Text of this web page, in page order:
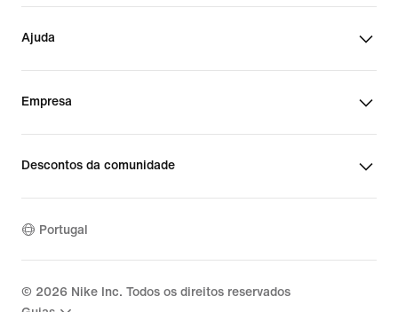
Ajuda
Empresa
Descontos da comunidade
Portugal
© 2026 Nike Inc. Todos os direitos reservados